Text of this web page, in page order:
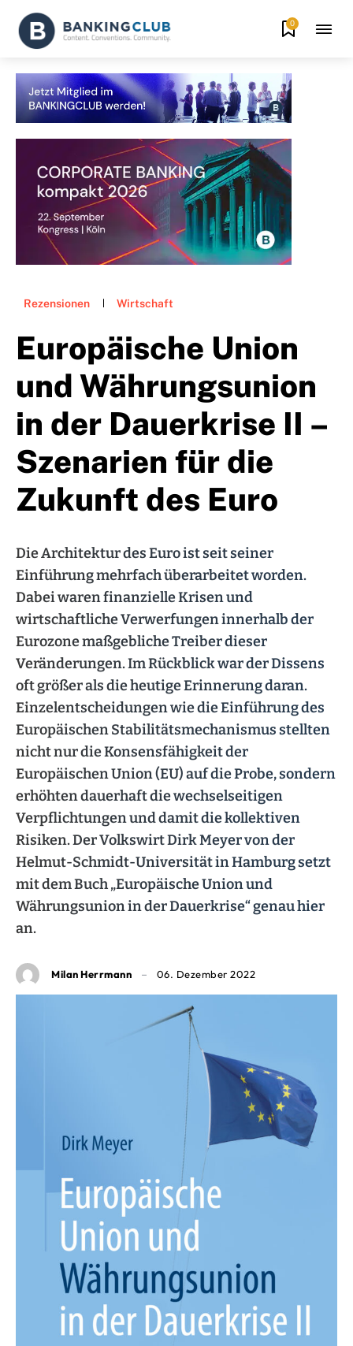
0
Rezensionen Wirtschaft
Europäische Union
und Währungsunion
in der Dauerkrise II –
Szenarien für die
Zukunft des Euro
Die Architektur des Euro ist seit seiner
Einführung mehrfach überarbeitet worden.
Dabei waren finanzielle Krisen und
wirtschaftliche Verwerfungen innerhalb der
Eurozone maßgebliche Treiber dieser
Veränderungen. Im Rückblick war der Dissens
oft größer als die heutige Erinnerung daran.
Einzelentscheidungen wie die Einführung des
Europäischen Stabilitätsmechanismus stellten
nicht nur die Konsensfähigkeit der
Europäischen Union (EU) auf die Probe, sondern
erhöhten dauerhaft die wechselseitigen
Verpflichtungen und damit die kollektiven
Risiken. Der Volkswirt Dirk Meyer von der
Helmut-Schmidt-Universität in Hamburg setzt
mit dem Buch „Europäische Union und
Währungsunion in der Dauerkrise“ genau hier
an.
Milan Herrmann 06. Dezember 2022